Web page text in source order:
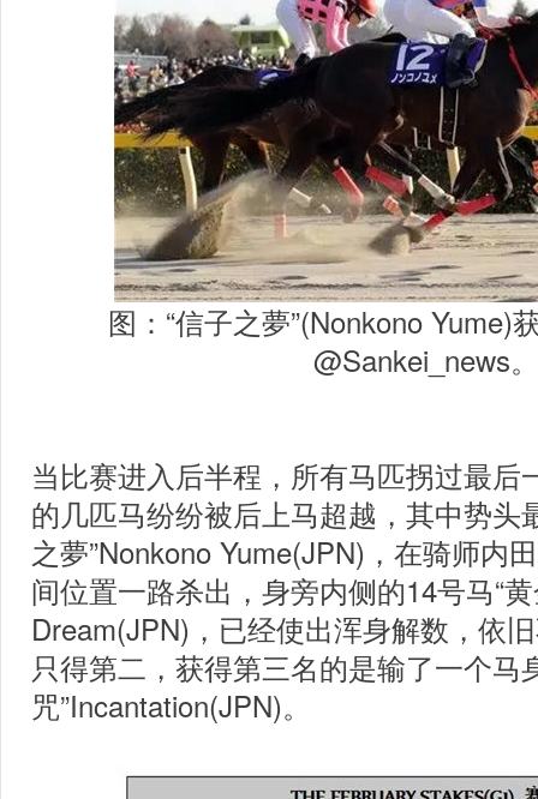
图：“信子之夢”(Nonkono Yume)
@Sankei_news。
当比赛进入后半程，所有马匹拐过最后
的几匹马纷纷被后上马超越，其中势头
之夢”Nonkono Yume(JPN)，在骑师内
间位置一路杀出，身旁内侧的14号马“
Dream(JPN)，已经使出浑身解数，依
只得第二，获得第三名的是输了一个马
咒”Incantation(JPN)。